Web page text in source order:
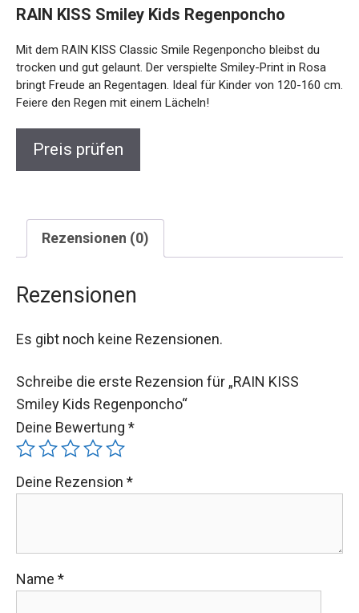
RAIN KISS Smiley Kids Regenponcho
Mit dem RAIN KISS Classic Smile Regenponcho bleibst du
trocken und gut gelaunt. Der verspielte Smiley-Print in Rosa
bringt Freude an Regentagen. Ideal für Kinder von 120-160 cm.
Feiere den Regen mit einem Lächeln!
Preis prüfen
Rezensionen (0)
Rezensionen
Es gibt noch keine Rezensionen.
Schreibe die erste Rezension für „RAIN KISS
Smiley Kids Regenponcho“
Deine Bewertung *
Deine Rezension *
Name *